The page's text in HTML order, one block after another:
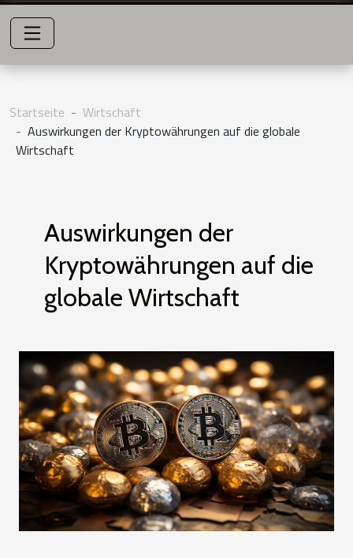
Startseite
Wirtschaft
Auswirkungen der Kryptowährungen auf die globale
Wirtschaft
Auswirkungen der
Kryptowährungen auf die
globale Wirtschaft